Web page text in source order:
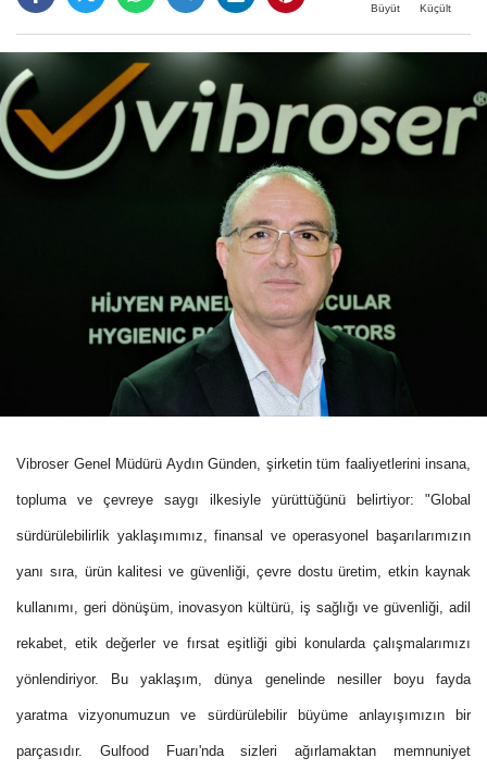
Büyüt Küçült
Vibroser Genel Müdürü Aydın Günden, şirketin tüm faaliyetlerini insana,
topluma ve çevreye saygı ilkesiyle yürüttüğünü belirtiyor: "Global
sürdürülebilirlik yaklaşımımız, finansal ve operasyonel başarılarımızın
yanı sıra, ürün kalitesi ve güvenliği, çevre dostu üretim, etkin kaynak
kullanımı, geri dönüşüm, inovasyon kültürü, iş sağlığı ve güvenliği, adil
rekabet, etik değerler ve fırsat eşitliği gibi konularda çalışmalarımızı
yönlendiriyor. Bu yaklaşım, dünya genelinde nesiller boyu fayda
yaratma vizyonumuzun ve sürdürülebilir büyüme anlayışımızın bir
parçasıdır. Gulfood Fuarı'nda sizleri ağırlamaktan memnuniyet